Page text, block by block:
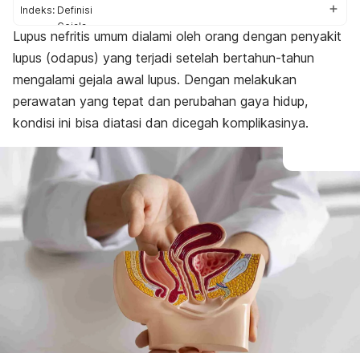
Indeks: Definisi
Gejala
Penyebab
Faktor risiko
Komplikasi
Diagnosis
Pengobatan
Lupus nefritis umum dialami oleh orang dengan penyakit
lupus (odapus) yang terjadi setelah bertahun-tahun
mengalami gejala awal lupus. Dengan melakukan
perawatan yang tepat dan perubahan gaya hidup,
kondisi ini bisa diatasi dan dicegah komplikasinya.